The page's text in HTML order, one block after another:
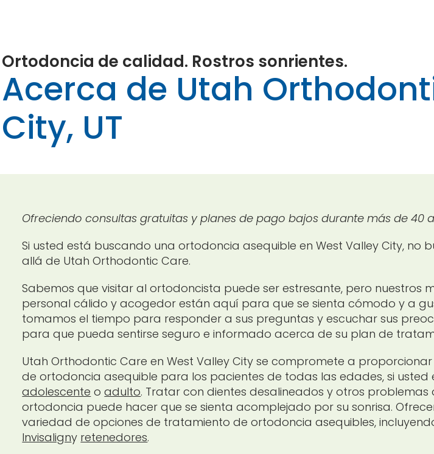
Ortodoncia de calidad. Rostros sonrientes.
Acerca de Utah
City, UT
Ofreciendo consultas gratuitas y planes de pago bajos durante más de 40
Si usted está buscando una ortodoncia asequible en West Valley City, no
allá de Utah Orthodontic Care.
Sabemos que visitar al ortodoncista puede ser estresante, pero nuestros
personal cálido y acogedor están aquí para que se sienta cómodo y a
tomamos el tiempo para responder a sus preguntas y escuchar sus
para que pueda sentirse seguro e informado acerca de su plan de
Utah Orthodontic Care en West Valley City se compromete a
de ortodoncia asequible para los pacientes de todas las edades, si usted
adolescente oadulto. Tratar con dientes desalineados y otros problemas
ortodoncia puede hacer que se sienta acomplejado por su sonrisa.
variedad de opciones de tratamiento de ortodoncia asequibles,
Invisaligny retenedores.